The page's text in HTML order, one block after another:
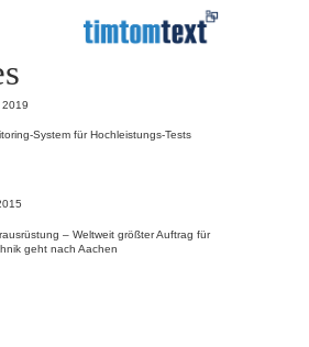
2019
System für Hochleistungs-Tests
– Weltweit größter Auftrag für
geht nach Aachen